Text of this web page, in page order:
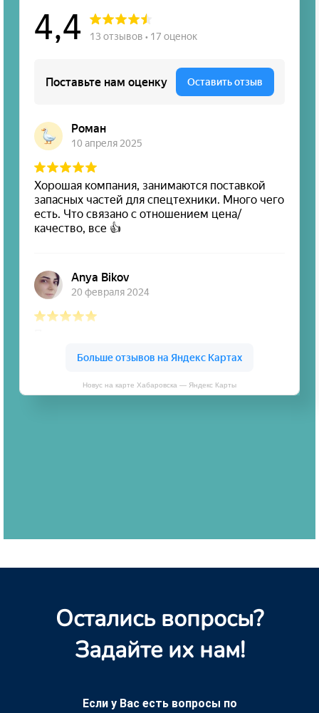
Новус на карте Хабаровска — Яндекс Карты
Остались вопросы?
Задайте их нам!
Если у Вас есть вопросы по